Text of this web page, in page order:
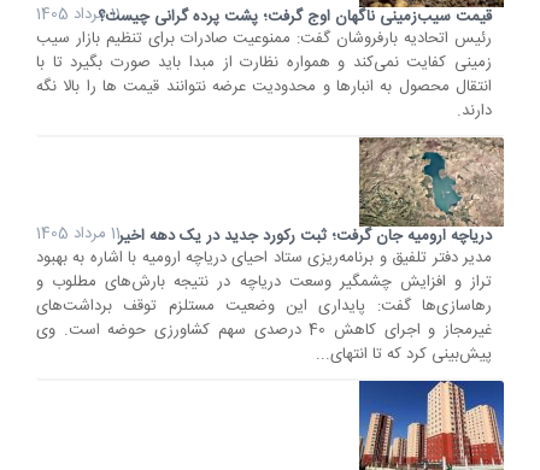
قیمت سیب‌زمینی ناگهان اوج گرفت؛ پشت پرده گرانی چیست؟
11 مرداد 1405
رئیس اتحادیه بارفروشان گفت: ممنوعیت صادرات برای تنظیم بازار سیب
زمینی کفایت نمی‌کند و همواره نظارت از مبدا باید صورت بگیرد تا با
انتقال محصول به انبارها و محدودیت عرضه نتوانند قیمت ها را بالا نگه
دارند.
دریاچه ارومیه جان گرفت؛ ثبت رکورد جدید در یک دهه اخیر11 مرداد 1405
مدیر دفتر تلفیق و برنامه‌ریزی ستاد احیای دریاچه ارومیه با اشاره به بهبود
تراز و افزایش چشمگیر وسعت دریاچه در نتیجه بارش‌های مطلوب و
رهاسازی‌ها گفت: پایداری این وضعیت مستلزم توقف برداشت‌های
غیرمجاز و اجرای کاهش 40 درصدی سهم کشاورزی حوضه است. وی
پیش‌بینی کرد که تا انتهای...